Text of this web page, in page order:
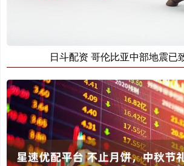
日斗配资 哥伦比亚中部地震已